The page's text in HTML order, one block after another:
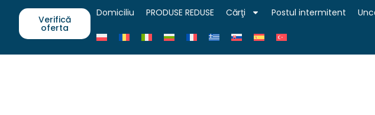
Verifică
oferta
Domiciliu PRODUSE REDUSE Cărţi Postul intermitent